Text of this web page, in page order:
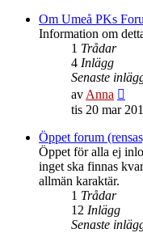
Om Umeå PKs
Information om
1 Trådar
4 Inlägg
Senaste
av Anna
till
tis 20 mar
Öppet forum
Öppet för alla ej
inget ska finnas
allmän karaktär.
1 Trådar
12 Inlägg
Senaste